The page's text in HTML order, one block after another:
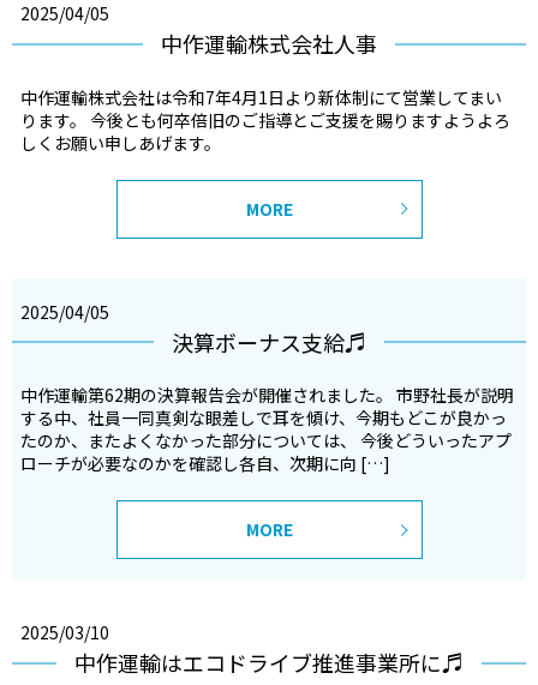
2025/04/05
中作運輸株式会社人事
中作運輸株式会社は令和7年4月1日より新体制にて営業してまい
ります。 今後とも何卒倍旧のご指導とご支援を賜りますようよろ
しくお願い申しあげます。
MORE
2025/04/05
決算ボーナス支給♬
中作運輸第62期の決算報告会が開催されました。 市野社長が説明
する中、社員一同真剣な眼差しで耳を傾け、今期もどこが良かっ
たのか、またよくなかった部分については、 今後どういったアプ
ローチが必要なのかを確認し各自、次期に向 […]
MORE
2025/03/10
中作運輸はエコドライブ推進事業所に♬